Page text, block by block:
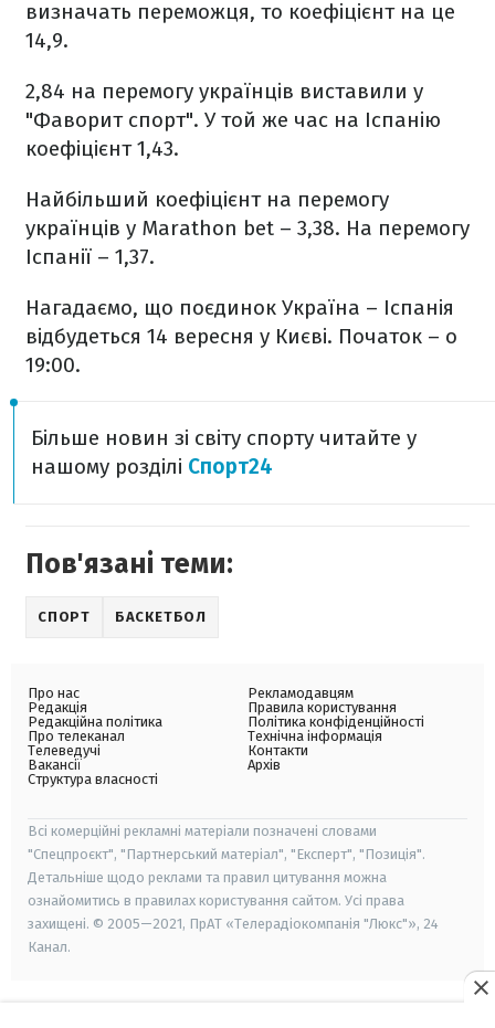
визначать переможця, то коефіцієнт на це
14,9.
2,84 на перемогу українців виставили у
"Фаворит спорт". У той же час на Іспанію
коефіцієнт 1,43.
Найбільший коефіцієнт на перемогу
українців у Marathon bet – 3,38. На перемогу
Іспанії – 1,37.
Нагадаємо, що поєдинок Україна – Іспанія
відбудеться 14 вересня у Києві. Початок – о
19:00.
Більше новин зі світу спорту читайте у
нашому розділі Спорт24
Пов'язані теми:
СПОРТ БАСКЕТБОЛ
Про нас
Редакція
Редакційна політика
Про телеканал
Телеведучі
Вакансії
Структура власності
Рекламодавцям
Правила користування
Політика конфіденційності
Технічна інформація
Контакти
Архів
Всі комерційні рекламні матеріали позначені словами
"Спецпроєкт", "Партнерський матеріал", "Експерт", "Позиція".
Детальніше щодо реклами та правил цитування можна
ознайомитись в правилах користування сайтом. Усі права
захищені. © 2005—2021, ПрАТ «Телерадіокомпанія "Люкс"», 24
Канал.